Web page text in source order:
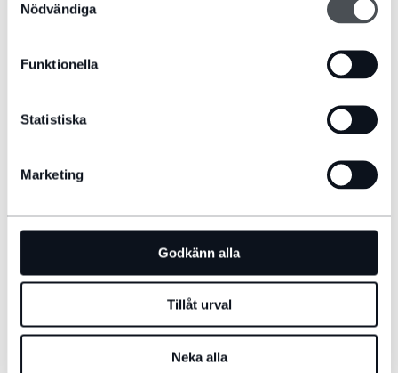
Nödvändiga
Funktionella
Statistiska
Marketing
Godkänn alla
Tillåt urval
Neka alla
SE ALLA FILMER
avancerade infotainmenttekniken i din F‑PACE.